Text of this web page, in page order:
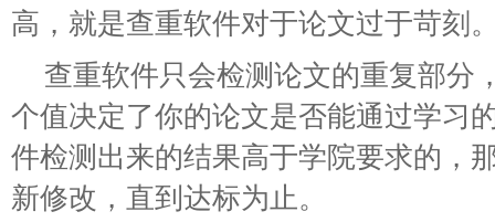
高，就是查重软件对于论文过于苛刻
查重软件只会检测论文的重复部分
个值决定了你的论文是否能通过学习
件检测出来的结果高于学院要求的，
新修改，直到达标为止。